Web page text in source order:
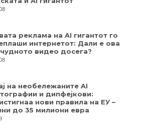
реклама на AI гигантот го
интернетот: Дали е ова
видео досега?
на необележаните AI
и дипфејкови:
нови правила на ЕУ –
до 35 милиони евра